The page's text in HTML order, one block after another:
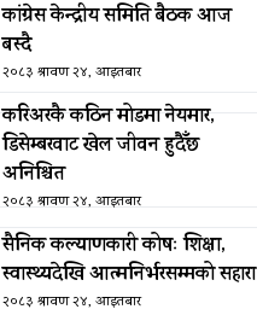
कांग्रेस केन्द्रीय समिति बैठक आज
बस्दै
२०८३ श्रावण २४, आइतबार
करिअरकै कठिन मोडमा नेयमार,
डिसेम्बरवाट खेल जीवन हुदैँछ
अनिश्चित
२०८३ श्रावण २४, आइतबार
सैनिक कल्याणकारी कोषः शिक्षा,
स्वास्थ्यदेखि आत्मनिर्भरसम्मको सहारा
२०८३ श्रावण २४, आइतबार